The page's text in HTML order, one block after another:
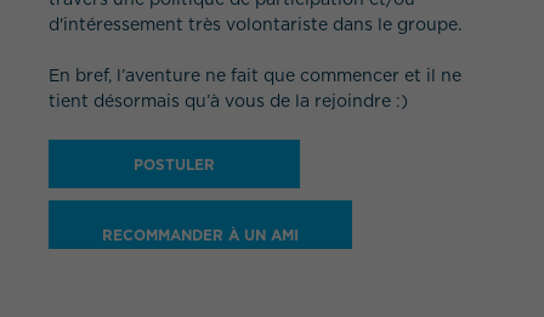
d'intéressement très volontariste dans le groupe.
En bref, l’aventure ne fait que commencer et il ne
tient désormais qu’à vous de la rejoindre :)
POSTULER
RECOMMANDER À UN AMI